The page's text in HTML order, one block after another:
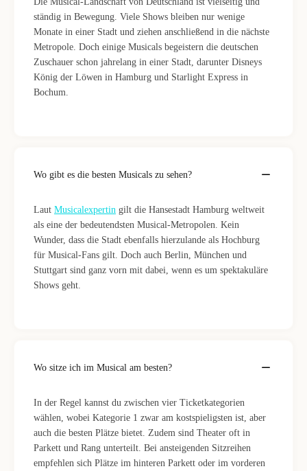
ständig in Bewegung. Viele Shows bleiben nur wenige
Monate in einer Stadt und ziehen anschließend in die nächste
Metropole. Doch einige Musicals begeistern die deutschen
Zuschauer schon jahrelang in einer Stadt, darunter Disneys
König der Löwen in Hamburg und Starlight Express in
Bochum.
Wo gibt es die besten Musicals zu sehen?
Laut Musicalexpertin gilt die Hansestadt Hamburg weltweit
als eine der bedeutendsten Musical-Metropolen. Kein
Wunder, dass die Stadt ebenfalls hierzulande als Hochburg
für Musical-Fans gilt. Doch auch Berlin, München und
Stuttgart sind ganz vorn mit dabei, wenn es um spektakuläre
Shows geht.
Wo sitze ich im Musical am besten?
In der Regel kannst du zwischen vier Ticketkategorien
wählen, wobei Kategorie 1 zwar am kostspieligsten ist, aber
auch die besten Plätze bietet. Zudem sind Theater oft in
Parkett und Rang unterteilt. Bei ansteigenden Sitzreihen
empfehlen sich Plätze im hinteren Parkett oder im vorderen